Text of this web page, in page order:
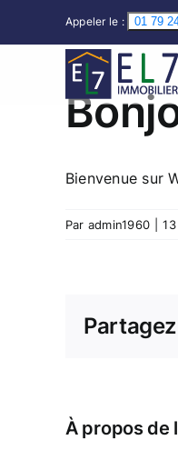
Appeler le : 01 79
Bienvenue sur
Par admin1960
À propos de